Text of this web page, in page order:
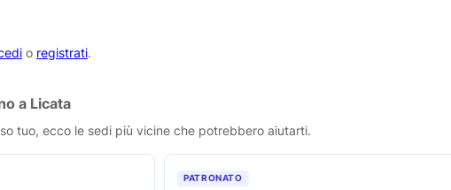
o registrati.
a Licata
tuo, ecco le sedi più vicine che potrebbero aiutarti.
PATRONATO